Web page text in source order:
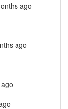
ago
ago